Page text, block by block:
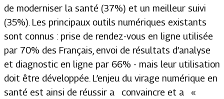
de moderniser la santé (37%) et un meilleur suivi
(35%). Les principaux outils numériques existants
sont connus : prise de rendez-vous en ligne utilisée
par 70% des Français, envoi de résultats d’analyse
et diagnostic en ligne par 66% - mais leur utilisation
doit être développée. L’enjeu du virage numérique en
santé est ainsi de réussir a convaincre et a «